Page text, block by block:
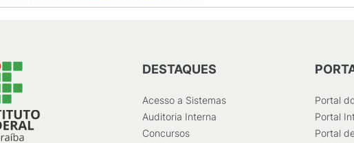
DESTAQUES
Acesso a Sistemas
Auditoria Interna
Concursos
Portal
Portal
Portal